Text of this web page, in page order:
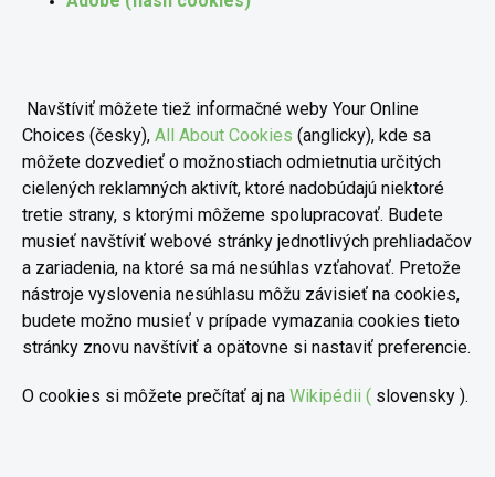
Navštíviť môžete tiež informačné weby Your Online
Choices (česky), All About Cookies (anglicky), kde sa
môžete dozvedieť o možnostiach odmietnutia určitých
cielených reklamných aktivít, ktoré nadobúdajú niektoré
tretie strany, s ktorými môžeme spolupracovať. Budete
musieť navštíviť webové stránky jednotlivých prehliadačov
a zariadenia, na ktoré sa má nesúhlas vzťahovať. Pretože
nástroje vyslovenia nesúhlasu môžu závisieť na cookies,
budete možno musieť v prípade vymazania cookies tieto
stránky znovu navštíviť a opätovne si nastaviť preferencie.
O cookies si môžete prečítať aj na Wikipédii ( slovensky ).